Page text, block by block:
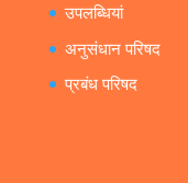
उपलब्धियां
अनुसंधान परिषद
प्रबंध परिषद